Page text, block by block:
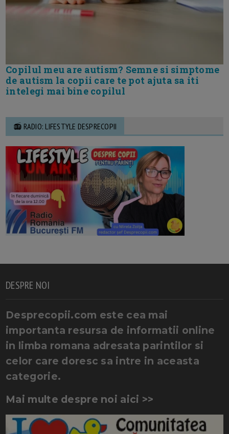
Copilul meu are autism? Semne si simptome
de autism la copii care te pot ajuta sa iti
intelegi mai bine copilul
📻 RADIO: LIFESTYLE DESPRECOPII
DESPRE NOI
Desprecopii.com este cea mai
importanta resursa de informatii online
in limba romana adresata parintilor si
celor care doresc sa intre in aceasta
categorie.
Mai multe despre noi aici >>